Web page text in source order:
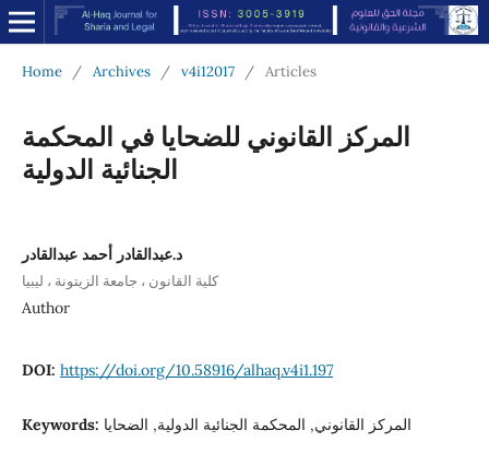
Home / Archives / v4i12017 / Articles
المركز القانوني للضحايا في المحكمة
الجنائية الدولية
د.عبدالقادر أحمد عبدالقادر
كلية القانون ، جامعة الزيتونة ، ليبيا
Author
DOI: https://doi.org/10.58916/alhaq.v4i1.197
Keywords: المركز القانوني, المحكمة الجنائية الدولية, الضحايا